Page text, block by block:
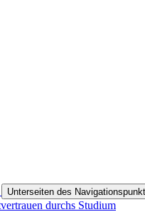
Unterseiten des
durchs Studium